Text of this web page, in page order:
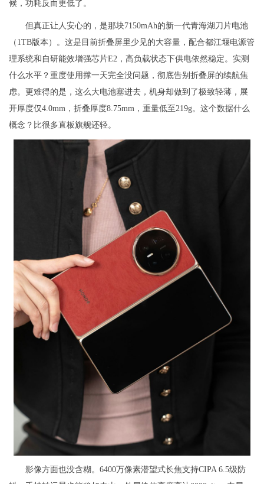
候，功耗反而更低了。
但真正让人安心的，是那块7150mAh的新一代青海湖刀片电池
（1TB版本）。这是目前折叠屏里少见的大容量，配合都江堰电源管
理系统和自研能效增强芯片E2，高负载状态下供电依然稳定。实测
什么水平？重度使用撑一天完全没问题，彻底告别折叠屏的续航焦
虑。更难得的是，这么大电池塞进去，机身却做到了极致轻薄，展
开厚度仅4.0mm，折叠厚度8.75mm，重量低至219g。这个数据什么
概念？比很多直板旗舰还轻。
影像方面也没含糊。6400万像素潜望式长焦支持CIPA 6.5级防